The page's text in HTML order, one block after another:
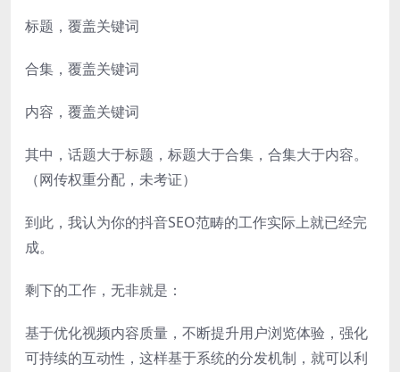
标题，覆盖关键词
合集，覆盖关键词
内容，覆盖关键词
其中，话题大于标题，标题大于合集，合集大于内容。
（网传权重分配，未考证）
到此，我认为你的抖音SEO范畴的工作实际上就已经完
成。
剩下的工作，无非就是：
基于优化视频内容质量，不断提升用户浏览体验，强化
可持续的互动性，这样基于系统的分发机制，就可以利